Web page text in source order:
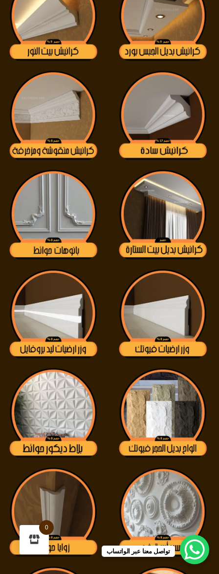
تواصل معنا عبر الواتساب
0